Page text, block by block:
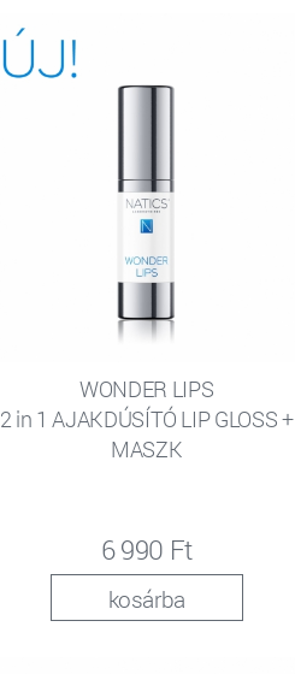
WONDER LIPS
2 in 1 AJAKDÚSÍTÓ LIP GLOSS +
MASZK
6 990 Ft
kosárba